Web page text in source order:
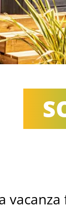
vacanza